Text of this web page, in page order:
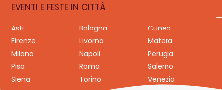
EVENTI E FESTE IN CITTÀ
Asti Bologna
Cuneo
Firenze
Livorno
Matera
Milano
Napoli
Perugia
Pisa
Roma
Salerno
Siena
Torino Venezia